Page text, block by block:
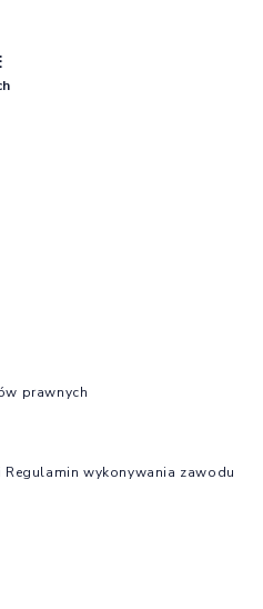
prawnych
Regulamin wykonywania zawodu
karcie
w nowej karcie
w nowej karcie
otwierany w nowej karcie